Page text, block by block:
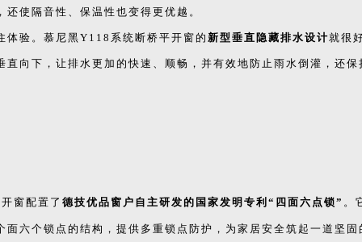
使隔音性、保温性也变得更优越。
体验。慕尼黑Y118系统断桥平开窗的 新型垂直隐藏排水设计就很
向下，让排水更加的快速、顺畅，并有效地防止雨水倒灌，还保
窗配置了 德技优品窗户自主研发的国家发明专利“四面六点锁” 。
六个锁点的结构，提供多重锁点防护，为家居安全筑起一道坚固